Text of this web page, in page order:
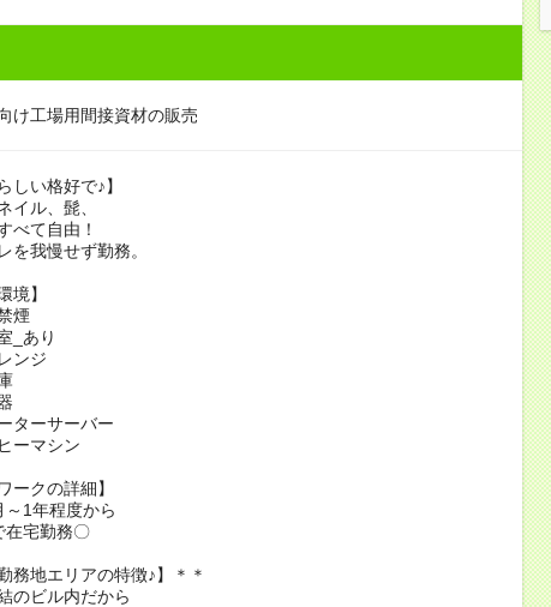
け工場用間接資材の販売
しい格好で♪】
イル、髭、
べて自由！
を我慢せず勤務。
境】
煙
_あり
ンジ
ターサーバー
ーマシン
ークの詳細】
～1年程度から
在宅勤務〇
務地エリアの特徴♪】＊＊
のビル内だから